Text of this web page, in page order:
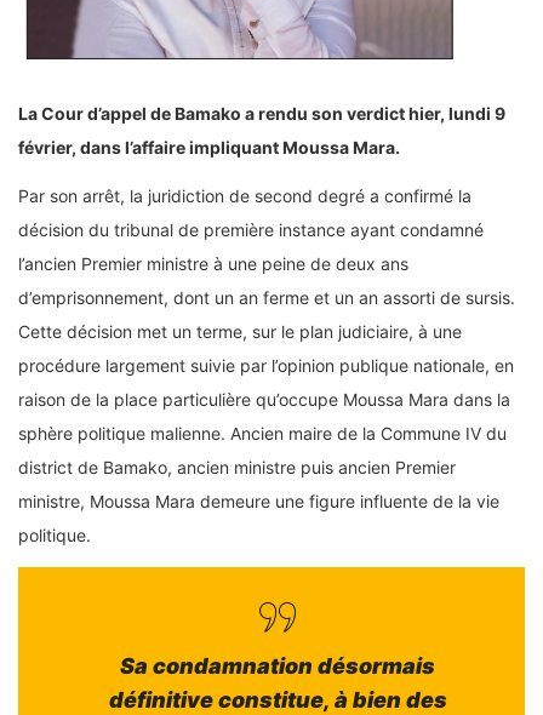
La Cour d’appel de Bamako a rendu son verdict hier, lundi 9
février, dans l’affaire impliquant Moussa Mara.
Par son arrêt, la juridiction de second degré a confirmé la
décision du tribunal de première instance ayant condamné
l’ancien Premier ministre à une peine de deux ans
d’emprisonnement, dont un an ferme et un an assorti de sursis.
Cette décision met un terme, sur le plan judiciaire, à une
procédure largement suivie par l’opinion publique nationale, en
raison de la place particulière qu’occupe Moussa Mara dans la
sphère politique malienne. Ancien maire de la Commune IV du
district de Bamako, ancien ministre puis ancien Premier
ministre, Moussa Mara demeure une figure influente de la vie
politique.
Sa condamnation désormais
définitive constitue, à bien des